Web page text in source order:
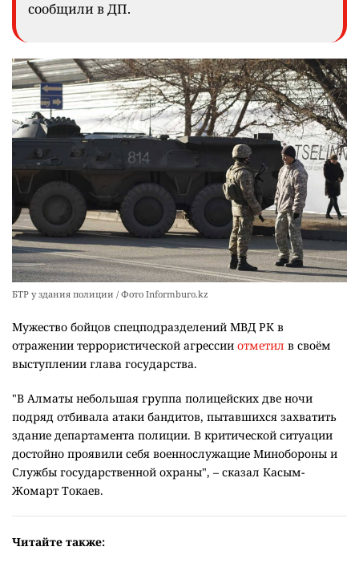
сообщили в ДП.
БТР у здания полиции / Фото Informburo.kz
Мужество бойцов спецподразделений МВД РК в
отражении террористической агрессии отметил в своём
выступлении глава государства.
"В Алматы небольшая группа полицейских две ночи
подряд отбивала атаки бандитов, пытавшихся захватить
здание департамента полиции. В критической ситуации
достойно проявили себя военнослужащие Минобороны и
Службы государственной охраны", – сказал Касым-
Жомарт Токаев.
Читайте также: